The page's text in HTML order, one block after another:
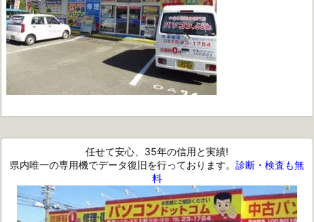
任せて安心、35年の信用と実績!
県内唯一の専用機でデータ復旧を行っております。 診断・検査も無
料